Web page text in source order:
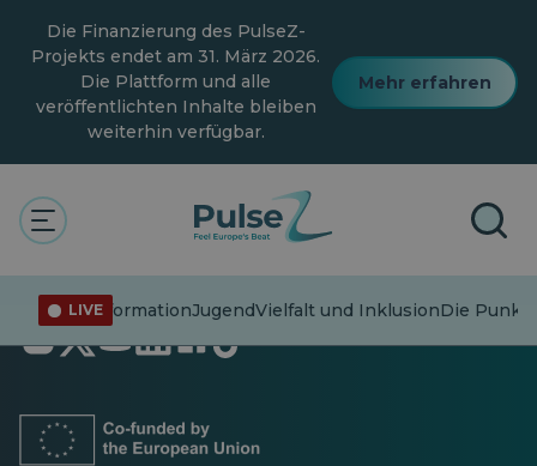
Hauptinhalt
springen
Die Finanzierung des PulseZ-
Projekts endet am 31. März 2026.
Die Plattform und alle
veröffentlichten Inhalte bleiben
weiterhin verfügbar.
Mehr erfahren
LIVE
FehlinformationJugendVielfalt und InklusionDie
Öffnet
in
Registerkarte
Öffnet
in
Registerkarte
Öffnet
in
Registerkarte
in
Registerkarte
in
Registerkarte
in